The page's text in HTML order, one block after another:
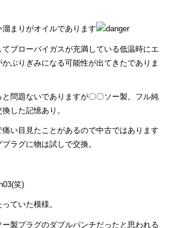
まりがオイルであります
ブローバイガスが充満している低温時にエ
ぶりぎみになる可能性が出てきたでありま
問題ないでありますが〇〇ソー製。フル純
した記憶あり。
い目見たことがあるので中古ではあります
ラグに物は試しで交換。
(笑)
ていた模様。
製プラグのダブルパンチだったと思われる